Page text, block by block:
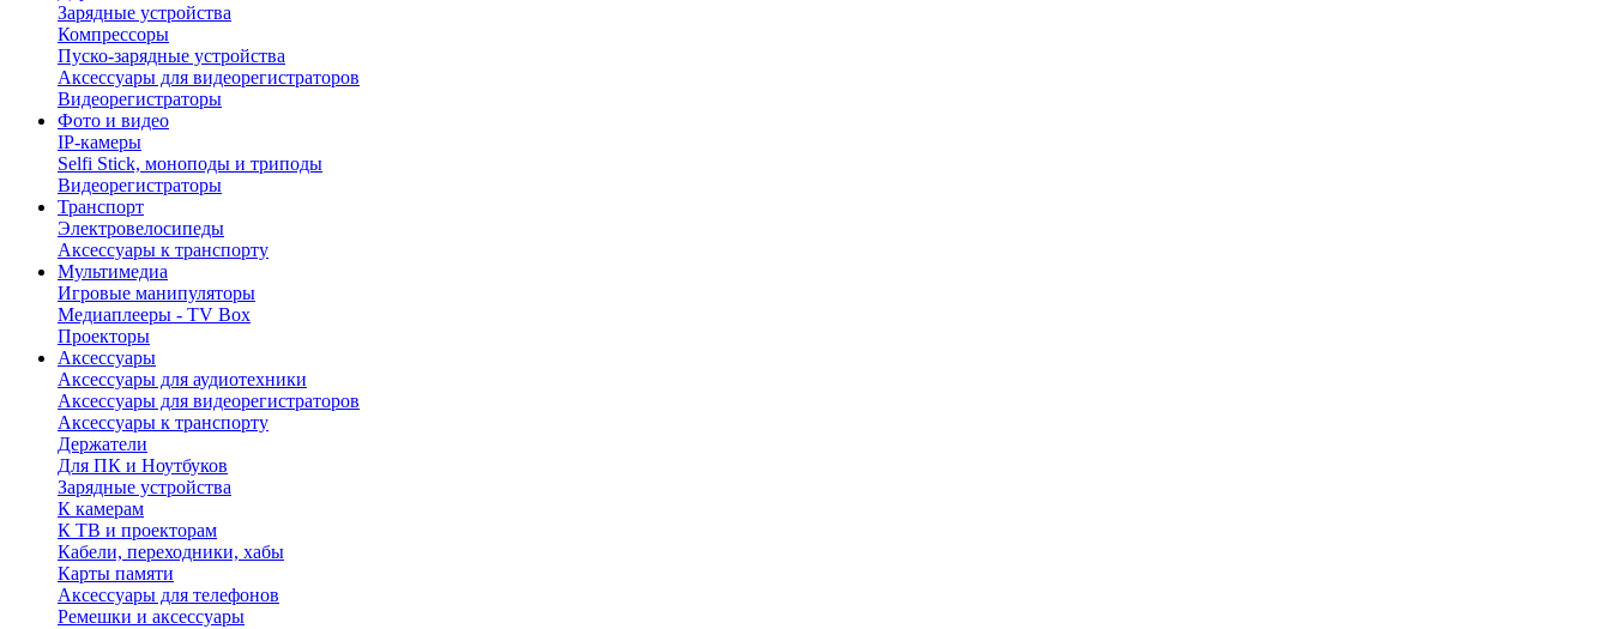
Зарядные устройства
Компрессоры
Пуско-зарядные устройства
Аксессуары для видеорегистраторов
Видеорегистраторы
Фото и видео
IP-камеры
Selfi Stick, моноподы и триподы
Видеорегистраторы
Транспорт
Электровелосипеды
Аксессуары к транспорту
Мультимедиа
Игровые манипуляторы
Медиаплееры - TV Box
Проекторы
Аксессуары
Аксессуары для аудиотехники
Аксессуары для видеорегистраторов
Аксессуары к транспорту
Держатели
Для ПК и Ноутбуков
Зарядные устройства
К камерам
К ТВ и проекторам
Кабели, переходники, хабы
Карты памяти
Аксессуары для телефонов
Ремешки и аксессуары